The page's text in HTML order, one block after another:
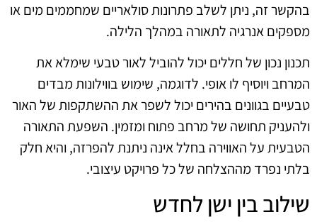
בהקשר זה, ניתן לשלב פתרונות סולאריים שמחממים מים או
מספקים אנרגיה לתאורה במהלך הלילה.
תכנון נכון של חללים יכול להוביל לאור טבעי שימלא את
המרחב ויוסיף לו אופי. לדוגמה, שימוש בווילונות מבדים
טבעיים בגוונים בהירים יכול לשפר את ההשתקפות של האור
ולהעניק תחושה של מרחב פתוח ומזמין. השפעת התאורה
הטבעית על האווירה בחלל אינה ניתנת להפרזה, והיא חלק
בלתי נפרד מההצלחה של כל פרויקט עיצובי.
שילוב בין ישן לחדש